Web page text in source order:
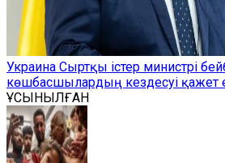
Украина Сыртқы істер министрі
көшбасшылардың кездесуі қажет
ҰСЫНЫЛҒАН